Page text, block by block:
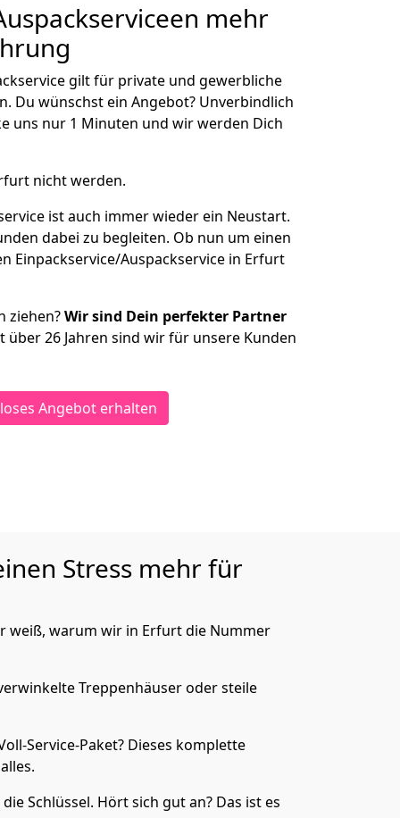
mehr
gilt für private und gewerbliche
Du wünschst ein Angebot? Unverbindlich
uns nur 1 Minuten und wir werden Dich
nicht werden.
ist auch immer wieder ein Neustart.
dabei zu begleiten. Ob nun um einen
Einpackservice/Auspackservice in Erfurt
ziehen?Wir sind Dein perfekter Partner
über 26 Jahren sind wir für unsere Kunden
Angebot erhalten
Stress mehr für
weiß, warum wir in Erfurt die Nummer
Treppenhäuser oder steile
Service-Paket? Dieses komplette
Schlüssel. Hört sich gut an? Das ist es